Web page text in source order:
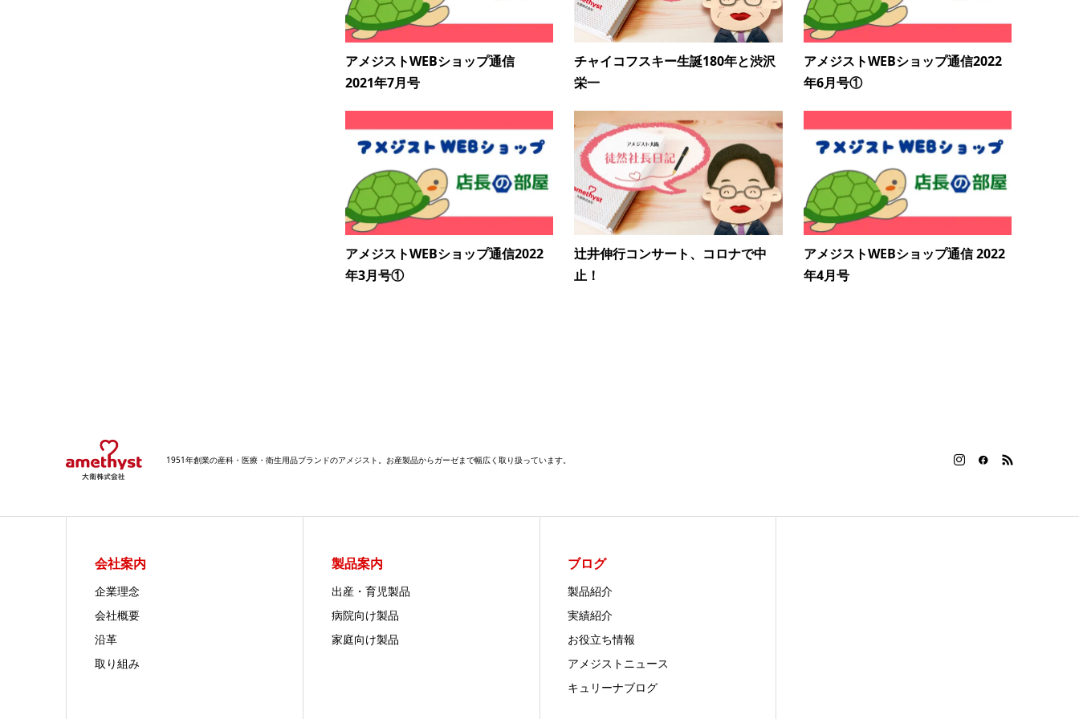
アメジストWEBショップ通信
2021年7月号
チャイコフスキー生誕180年と渋沢
栄一
アメジストWEBショップ通信2022
年6月号①
アメジストWEBショップ通信2022
年3月号①
辻井伸行コンサート、コロナで中
止！
アメジストWEBショップ通信 2022
年4月号
1951年創業の産科・医療・衛生用品ブランドのアメジスト。お産製品からガーゼまで幅広く取り扱っています。
会社案内
企業理念
会社概要
沿革
取り組み
製品案内
出産・育児製品
病院向け製品
家庭向け製品
ブログ
製品紹介
実績紹介
お役立ち情報
アメジストニュース
キュリーナブログ